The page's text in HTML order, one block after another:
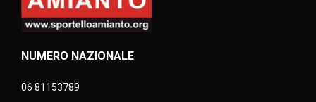
NUMERO NAZIONALE
06 81153789